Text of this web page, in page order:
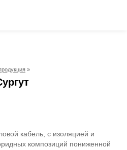
»
кабель, с изоляцией и
композиций пониженной